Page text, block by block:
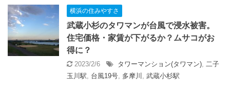
横浜の住みやすさ
武蔵小杉のタワマンが台風で浸水被害。
住宅価格・家賃が下がるか？ムサコがお
得に？
2023/2/6 タワーマンション(タワマン), 二子
玉川駅, 台風19号, 多摩川 , 武蔵小杉駅